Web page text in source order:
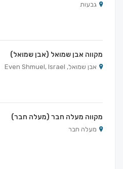
גבעות
מקווה אבן שמואל (אבן שמואל)
אבן שמואל, Even Shmuel, Israel
מקווה מעלה חבר (מעלה חבר)
מעלה חבר